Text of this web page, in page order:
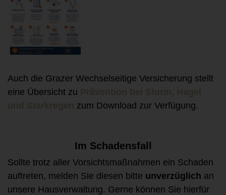
Auch die Grazer Wechselseitige Versicherung stellt
eine Übersicht zu
zum Download zur Verfügung.
Im Schadensfall
Sollte trotz aller Vorsichtsmaßnahmen ein Schaden
auftreten, melden Sie diesen bitte unverzüglich an
unsere Hausverwaltung. Gerne können Sie hierfür